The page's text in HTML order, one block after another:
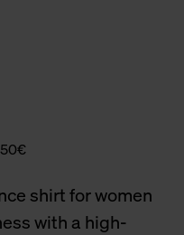
shirt for women
with a high-